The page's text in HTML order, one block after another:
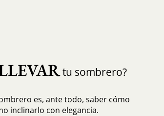
tu sombrero?
es, ante todo, saber cómo
inclinarlo con elegancia.